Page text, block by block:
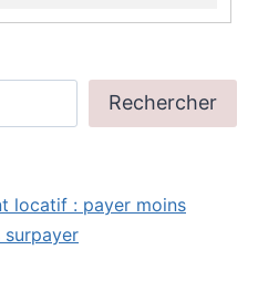
Rechercher
locatif : payer moins
surpayer